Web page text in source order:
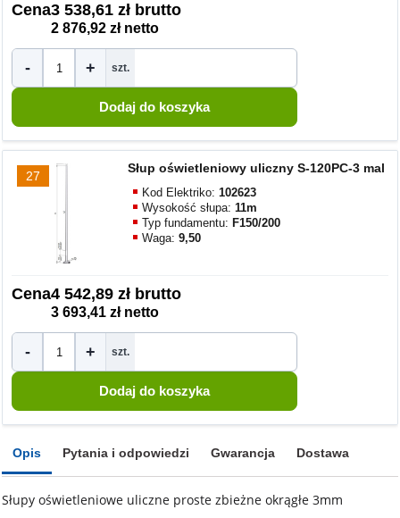
Cena3 538,61 zł brutto
2 876,92 zł netto
- + szt.
27
Słup oświetleniowy uliczny S-120PC-3 mal
Kod Elektriko:102623
Wysokość słupa:11m
Typ fundamentu: F150/200
Waga:9,50
Cena4 542,89 zł brutto
3 693,41 zł netto
- + szt.
Opis Pytania i odpowiedzi Gwarancja Dostawa
Słupy oświetleniowe uliczne proste zbieżne okrągłe 3mm